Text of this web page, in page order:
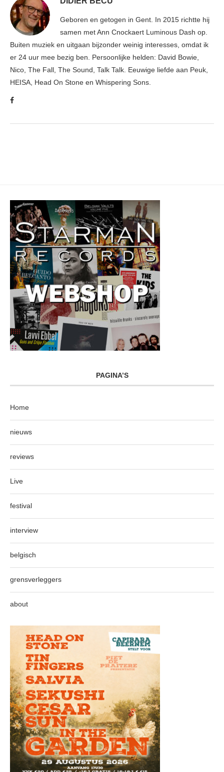
Geboren en getogen in Gent. In 2015 richtte hij
samen met Ann Cnockaert Luminous Dash op.
Buiten muziek en uitgaan bijzonder weinig interesses, omdat ik
er 24 uur mee bezig ben. Persoonlijke helden: David Bowie,
Nico, The Fall, The Sound, Talk Talk. Eeuwige liefde aan Peuk,
HEISA, Head On Stone en Whispering Sons.
PAGINA’S
Home
nieuws
reviews
Live
festival
interview
belgisch
grensverleggers
about